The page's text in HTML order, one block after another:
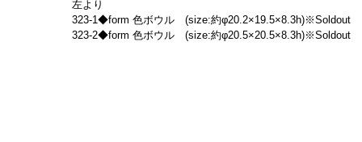
左より
323-1◆form 色ボウル　(size:約φ20.2×19.5×8.3h)※Soldout
323-2◆form 色ボウル　(size:約φ20.5×20.5×8.3h)※Soldout